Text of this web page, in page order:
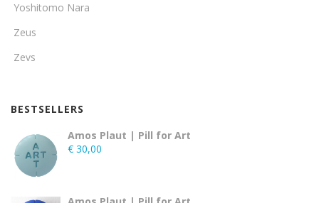
Yoshitomo Nara
Zeus
Zevs
BESTSELLERS
Amos Plaut | Pill for Art
€ 30,00